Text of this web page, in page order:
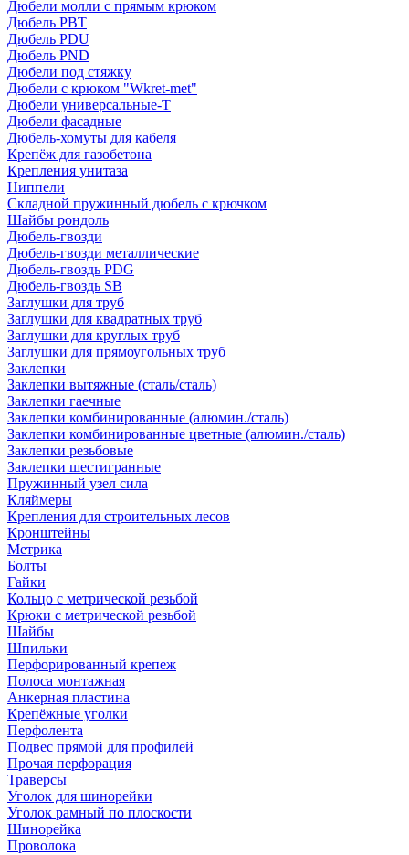
Дюбели молли с прямым крюком
Дюбель PBT
Дюбель PDU
Дюбель PND
Дюбели под стяжку
Дюбели с крюком "Wkret-met"
Дюбели универсальные-Т
Дюбели фасадные
Дюбель-хомуты для кабеля
Крепёж для газобетона
Крепления унитаза
Ниппели
Складной пружинный дюбель с крючком
Шайбы рондоль
Дюбель-гвозди
Дюбель-гвозди металлические
Дюбель-гвоздь PDG
Дюбель-гвоздь SB
Заглушки для труб
Заглушки для квадратных труб
Заглушки для круглых труб
Заглушки для прямоугольных труб
Заклепки
Заклепки вытяжные (сталь/сталь)
Заклепки гаечные
Заклепки комбинированные (алюмин./сталь)
Заклепки комбинированные цветные (алюмин./сталь)
Заклепки резьбовые
Заклепки шестигранные
Пружинный узел сила
Кляймеры
Крепления для строительных лесов
Кронштейны
Метрика
Болты
Гайки
Кольцо с метрической резьбой
Крюки с метрической резьбой
Шайбы
Шпильки
Перфорированный крепеж
Полоса монтажная
Анкерная пластина
Крепёжные уголки
Перфолента
Подвес прямой для профилей
Прочая перфорация
Траверсы
Уголок для шинорейки
Уголок рамный по плоскости
Шинорейка
Проволока